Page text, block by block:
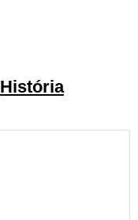
História